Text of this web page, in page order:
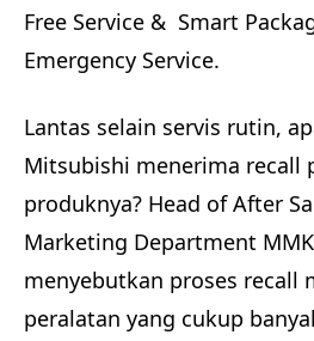
Free Service & Smart
Emergency Service.
Lantas selain servis rutin,
Mitsubishi menerima recall
produknya? Head of After
Marketing Department
menyebutkan proses recall
peralatan yang cukup